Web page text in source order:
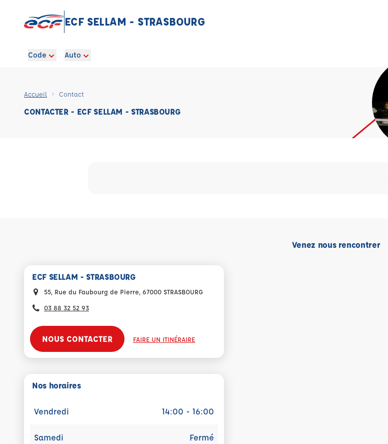
ECF SELLAM - STRASBOURG
Code Auto
Accueil Contact
CONTACTER - ECF SELLAM - STRASBOURG
Venez nous rencontrer
ECF SELLAM - STRASBOURG
55, Rue du Faubourg de Pierre, 67000 STRASBOURG
03 88 32 52 93
NOUS CONTACTER FAIRE UN ITINÉRAIRE
Nos horaires
Vendredi 14:00 - 16:00
Samedi Fermé